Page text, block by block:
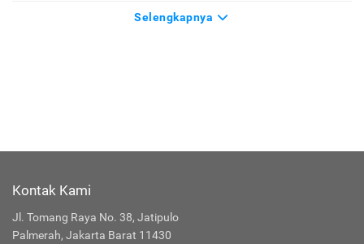
Selengkapnya
Kontak Kami
Jl. Tomang Raya No. 38, Jatipulo
Palmerah, Jakarta Barat 11430